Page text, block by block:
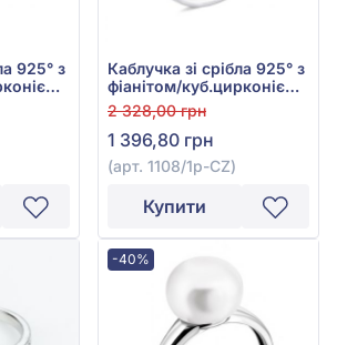
925° з
Каблучка зі срібла 925° з
фіанітом/куб.цирконієм,
арт. 1108/1р-СZ
2 328,00 грн
1 396,80 грн
(арт. 1108/1р-СZ)
Купити
-40%